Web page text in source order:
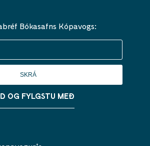
Bókasafns Kópavogs:
SKRÁ
OG FYLGSTU MEÐ